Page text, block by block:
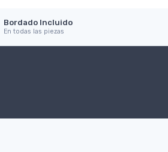
Bordado Incluido
En todas las piezas